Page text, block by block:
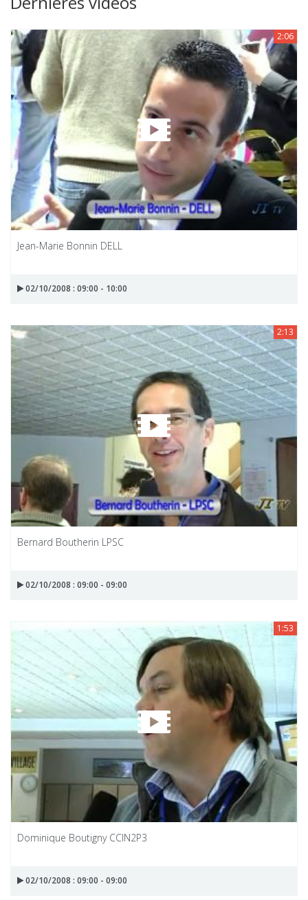
2:06
Jean-Marie Bonnin DELL
02/10/2008 : 09:00 - 10:00
2:13
Bernard Boutherin LPSC
02/10/2008 : 09:00 - 09:00
1:53
Dominique Boutigny CCIN2P3
02/10/2008 : 09:00 - 09:00